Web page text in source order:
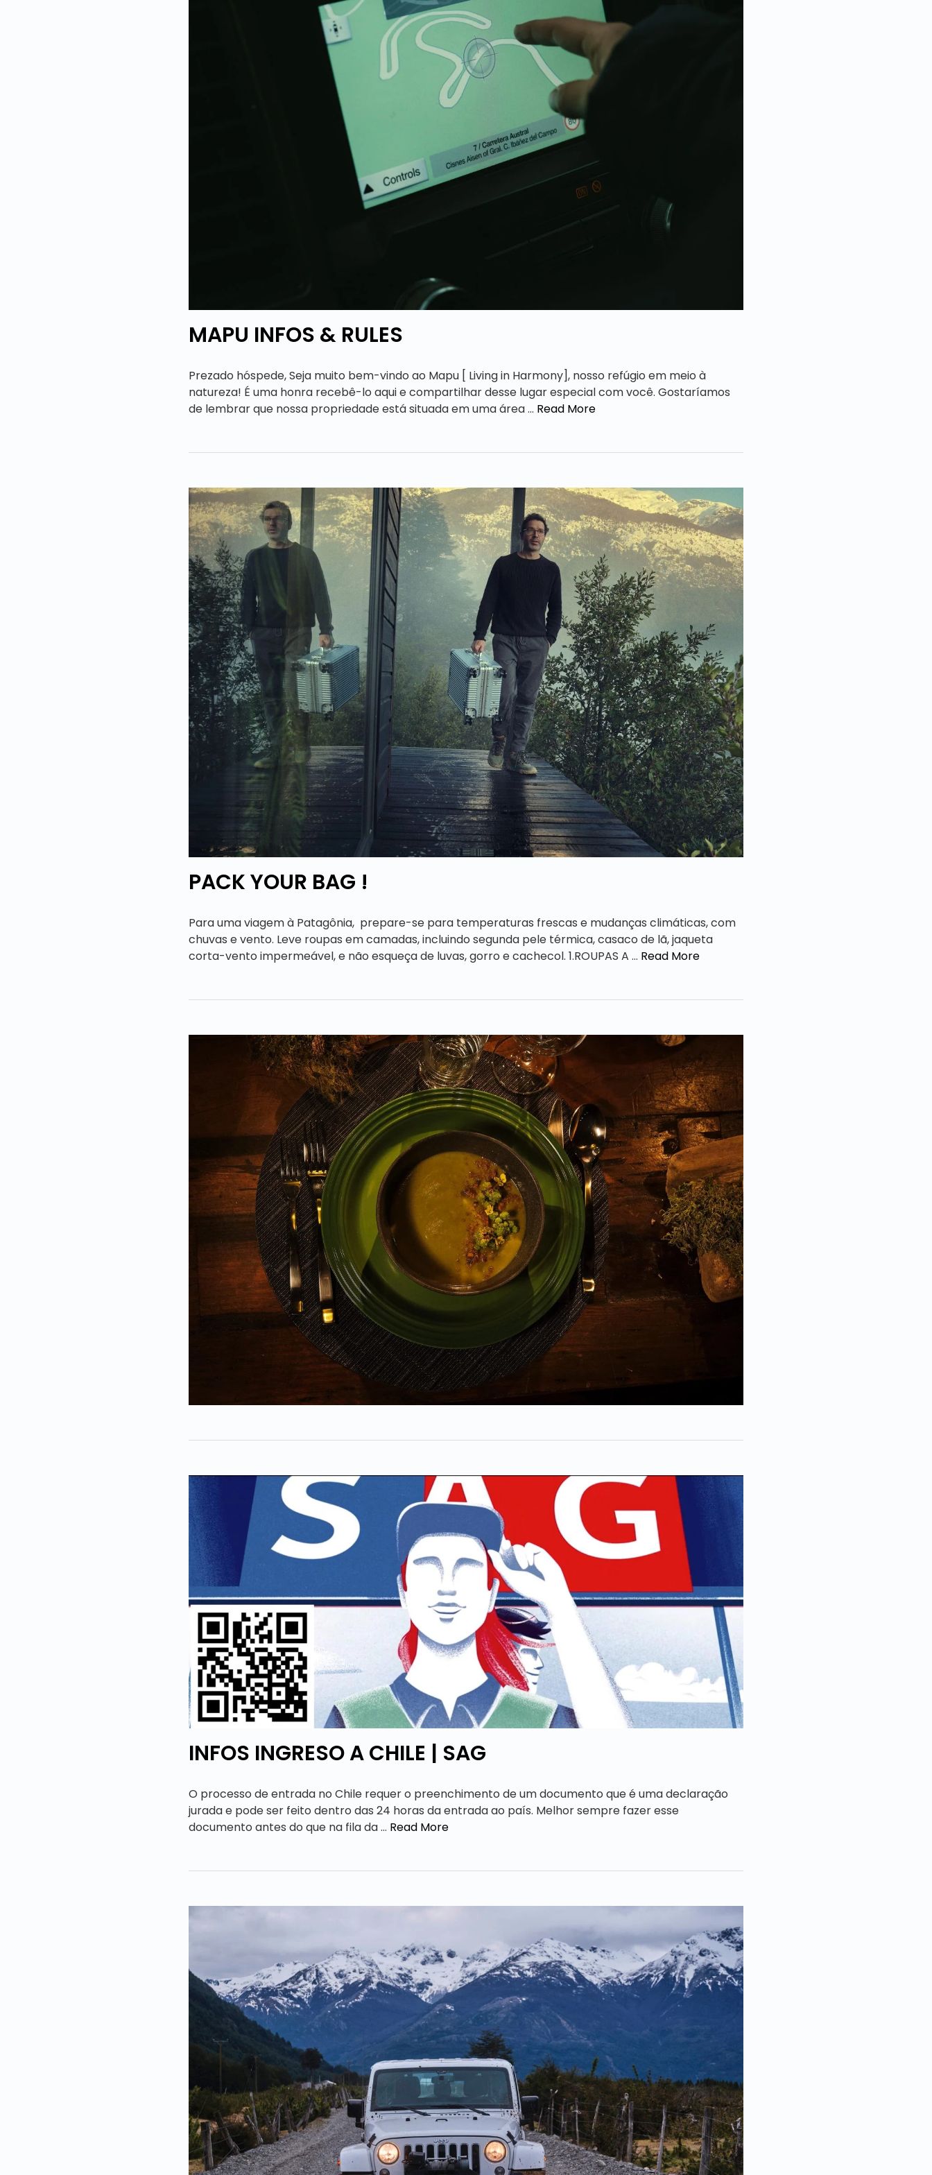
MAPU INFOS & RULES
Prezado hóspede, Seja muito bem-vindo ao Mapu [ Living in Harmony], nosso refúgio em meio à
natureza! É uma honra recebê-lo aqui e compartilhar desse lugar especial com você. Gostaríamos
de lembrar que nossa propriedade está situada em uma área … Read More
PACK YOUR BAG !
Para uma viagem à Patagônia, prepare-se para temperaturas frescas e mudanças climáticas, com
chuvas e vento. Leve roupas em camadas, incluindo segunda pele térmica, casaco de lã, jaqueta
corta-vento impermeável, e não esqueça de luvas, gorro e cachecol. 1.ROUPAS A … Read More
INFOS INGRESO A CHILE | SAG
O processo de entrada no Chile requer o preenchimento de um documento que é uma declaração
jurada e pode ser feito dentro das 24 horas da entrada ao país. Melhor sempre fazer esse
documento antes do que na fila da … Read More